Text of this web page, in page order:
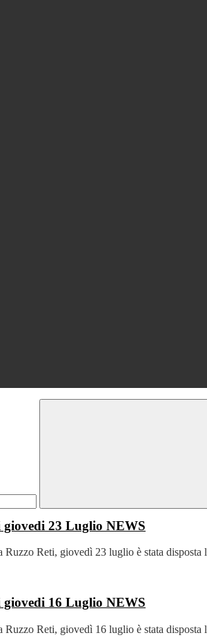
giovedi 23 Luglio NEWS
Reti, giovedì 23 luglio è stata disposta
giovedi 16 Luglio NEWS
Reti, giovedì 16 luglio è stata disposta